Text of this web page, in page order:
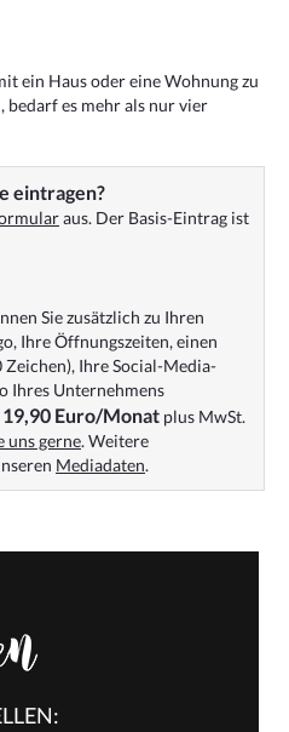
ein Haus oder eine Wohnung zu
es mehr als nur vier
eintragen?
aus. Der Basis-Eintrag ist
Sie zusätzlich zu Ihren
Ihre Öffnungszeiten, einen
Ihre Social-Media-
Ihres Unternehmens
19,90 Euro/Monat plus MwSt.
uns gerne. Weitere
Mediadaten.